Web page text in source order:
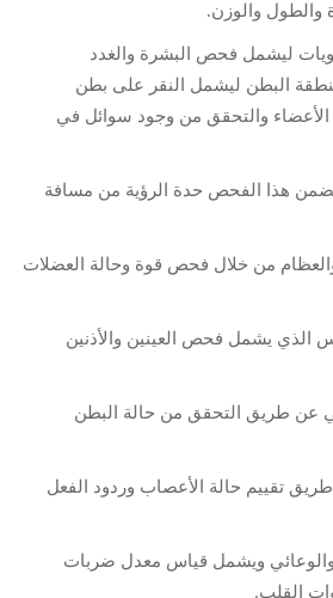
والطول والوزن.
ليشمل فحص البشرة والغدد
البطن ليشمل النقر على بطن
الأعضاء والتحقق من وجود سوائل في
هذا الفحص حدة الرؤية من مسافة
من خلال فحص قوة وحالة العضلات
يشمل فحص العينين والأذنين
عن طريق التحقق من حالة البطن
تقييم حالة الأعصاب وردود الفعل
والوعائي ويشمل قياس معدل ضربات
القلب.